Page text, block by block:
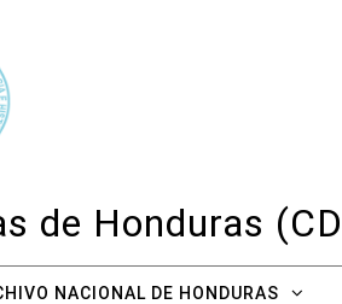
de Honduras
NACIONAL DE HONDURAS